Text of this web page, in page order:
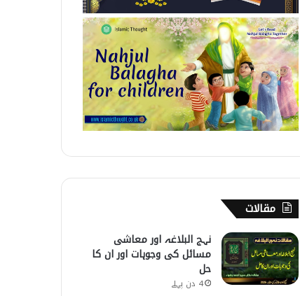
مقالات
نہج البلاغہ اور معاشی
مسائل کی وجوہات اور ان کا
حل
4 دن پہلے